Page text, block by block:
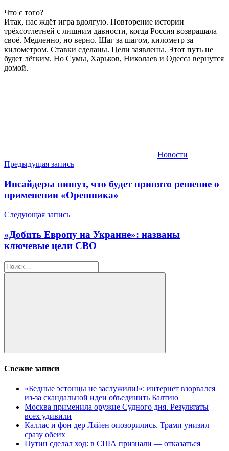
Что с того?
Итак, нас ждёт игра вдолгую. Повторение истории
трёхсотлетней с лишним давности, когда Россия возвращала
своё. Медленно, но верно. Шаг за шагом, километр за
километром. Ставки сделаны. Цели заявлены. Этот путь не
будет лёгким. Но Сумы, Харьков, Николаев и Одесса вернутся
домой.
Новости
Навигация
по
записям
Предыдущая запись
Инсайдеры пишут, что будет принято решение о
применении «Орешника»
Следующая запись
«Добить Европу на Украине»: названы
ключевые цели СВО
Найти:
Поиск
Свежие записи
«Бедные эстонцы не заслужили!»: интернет взорвался
из-за скандальной идеи объединить Балтию
Москва применила оружие Судного дня. Результаты
всех удивили
Каллас и фон дер Ляйен опозорились. Трамп унизил
сразу обеих
Путин сделал ход: в США признали — отказаться